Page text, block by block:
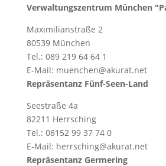
Verwaltungszentrum München
Maximilianstraße 2
80539 München
Tel.: 089 219 64 64 1
E-Mail: muenchen@akurat.net
Repräsentanz Fünf-Seen-Land
Seestraße 4a
82211 Herrsching
Tel.: 08152 99 37 74 0
E-Mail: herrsching@akurat.net
Repräsentanz Germering